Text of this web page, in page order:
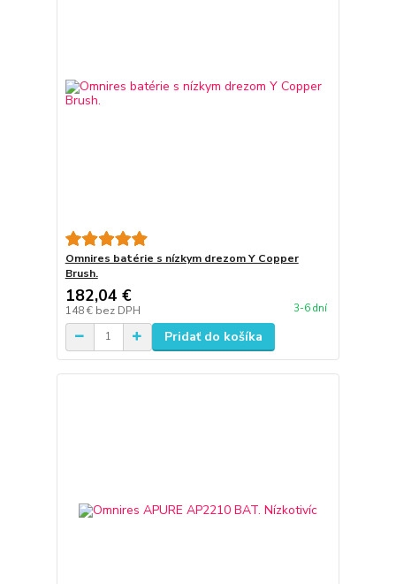
Omnires batérie s nízkym drezom Y Copper
Brush.
182,04 €
148 € bez DPH 3-6 dní
Pridať do košíka